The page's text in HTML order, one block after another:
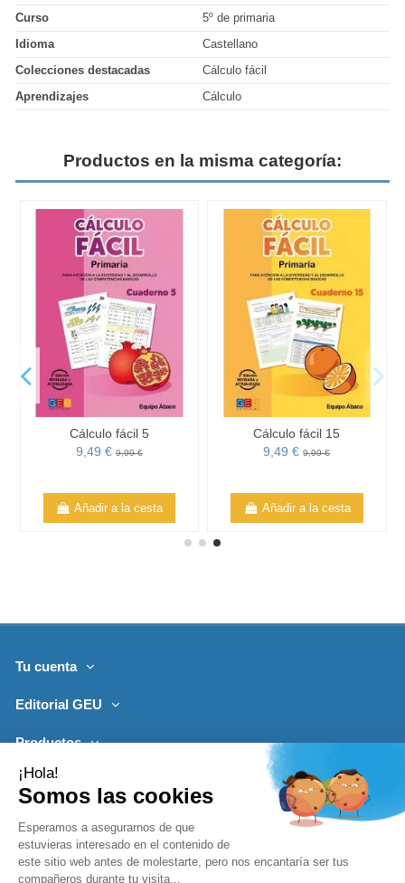
Curso
5º de primaria
Idioma
Castellano
Colecciones destacadas
Cálculo fácil
Aprendizajes
Cálculo
Productos en la misma categoría:
Cálculo fácil 5
9,49 € 9,99 €
Añadir a la cesta
Cálculo fácil 15
9,49 €9,99 €
Añadir a la cesta
Tu cuenta
Editorial GEU
Productos
Lo más leído
Síguenos